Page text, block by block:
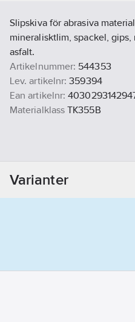
Slipskiva för abrasiva
mineralisktlim, spackel,
asfalt.
Artikelnummer: 544353
Lev. artikelnr: 359394
Ean artikelnr:
Materialklass TK355B
Varianter